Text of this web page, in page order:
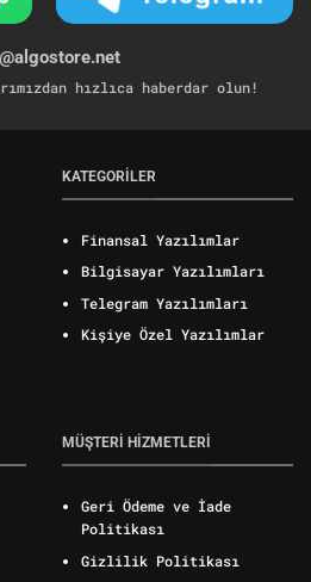
hızlıca haberdar olun!
KATEGORİLER
Finansal Yazılımlar
Bilgisayar Yazılımları
Telegram Yazılımları
Kişiye Özel Yazılımlar
MÜŞTERİ HİZMETLERİ
Geri Ödeme ve İade
Politikası
Gizlilik Politikası